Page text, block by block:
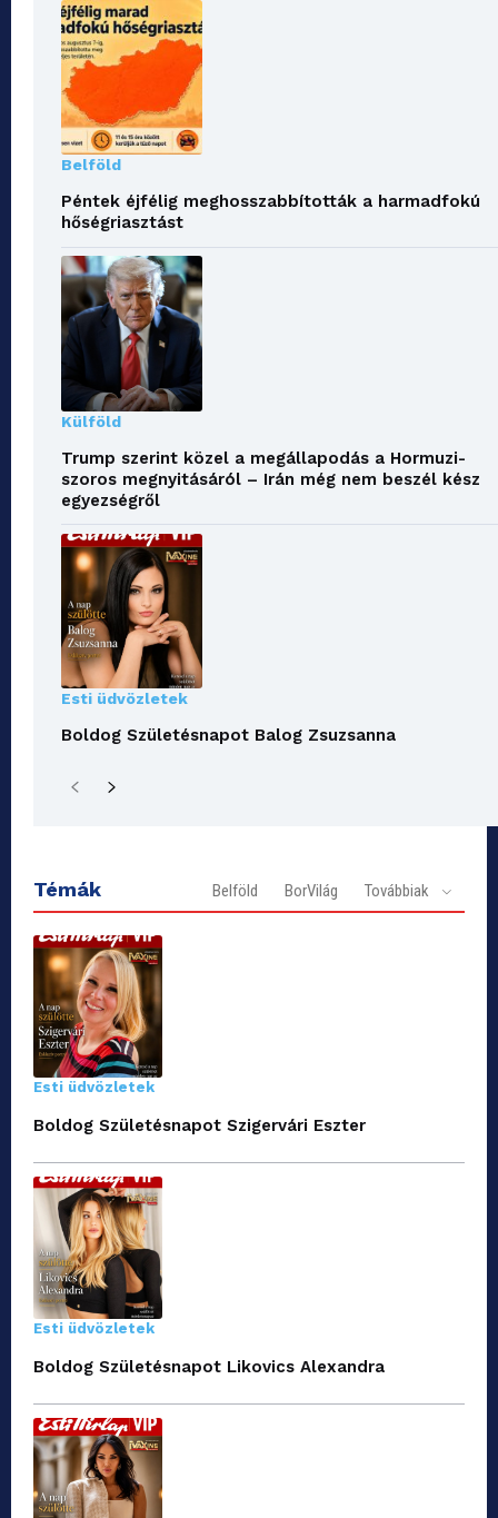
Belföld
Péntek éjfélig meghosszabbították a harmadfokú
hőségriasztást
Külföld
Trump szerint közel a megállapodás a Hormuzi-
szoros megnyitásáról – Irán még nem beszél kész
egyezségről
Esti üdvözletek
Boldog Születésnapot Balog Zsuzsanna
Témák Belföld BorVilág Továbbiak
Esti üdvözletek
Boldog Születésnapot Szigervári Eszter
Esti üdvözletek
Boldog Születésnapot Likovics Alexandra